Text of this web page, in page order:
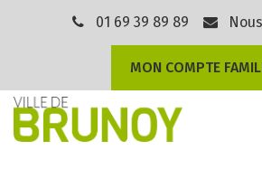
01 69 39 89 89
MON COMPTE